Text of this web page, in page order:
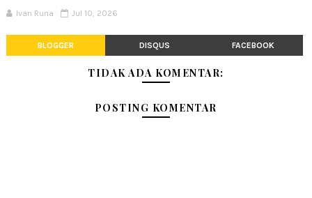
Ivan Runa Jul 10, 2026
BLOGGER DISQUS FACEBOOK
TIDAK ADA KOMENTAR:
POSTING KOMENTAR